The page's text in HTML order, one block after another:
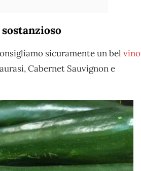
sicuramente un bel vino
Cabernet Sauvignon e